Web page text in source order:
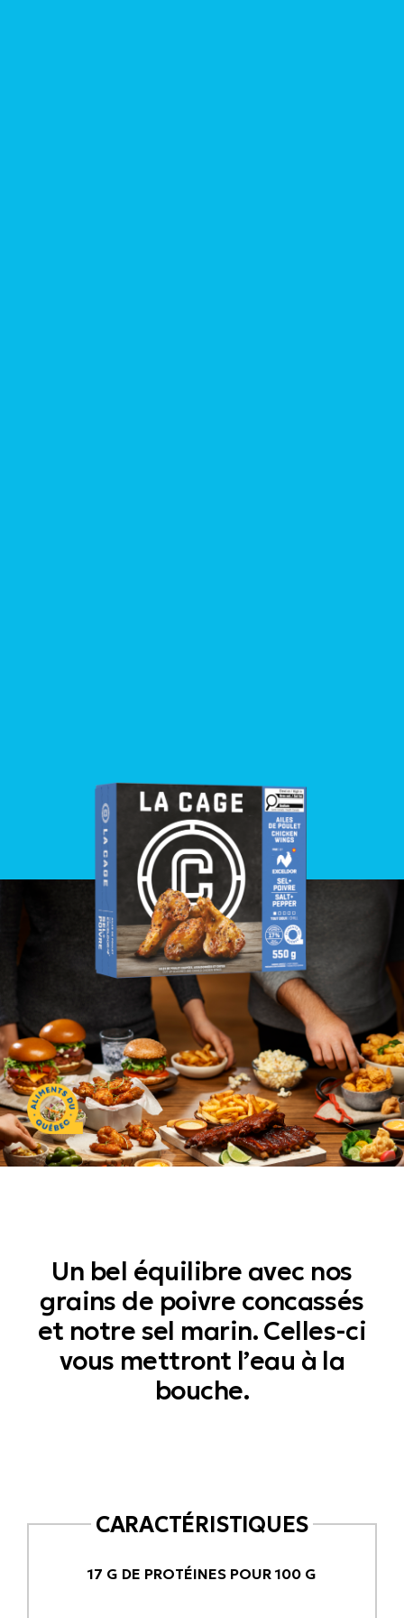
Aliments du Québec
Un bel équilibre avec nos
grains de poivre concassés
et notre sel marin. Celles-ci
vous mettront l’eau à la
bouche.
CARACTÉRISTIQUES
17 G DE PROTÉINES POUR 100 G